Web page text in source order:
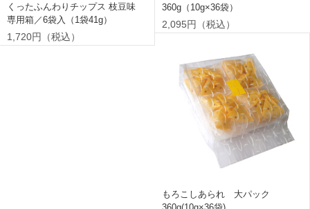
くったふんわりチップス 枝豆味
専用箱／6袋入（1袋41g）
1,720円（税込）
360g（10g×36袋）
2,095円（税込）
もろこしあられ 大パック